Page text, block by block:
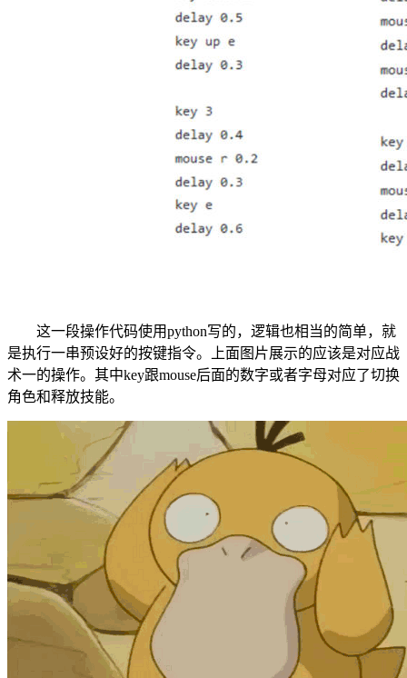
这一段操作代码使用python写的，逻辑也相当的简单，就
是执行一串预设好的按键指令。上面图片展示的应该是对应战
术一的操作。其中key跟mouse后面的数字或者字母对应了切换
角色和释放技能。